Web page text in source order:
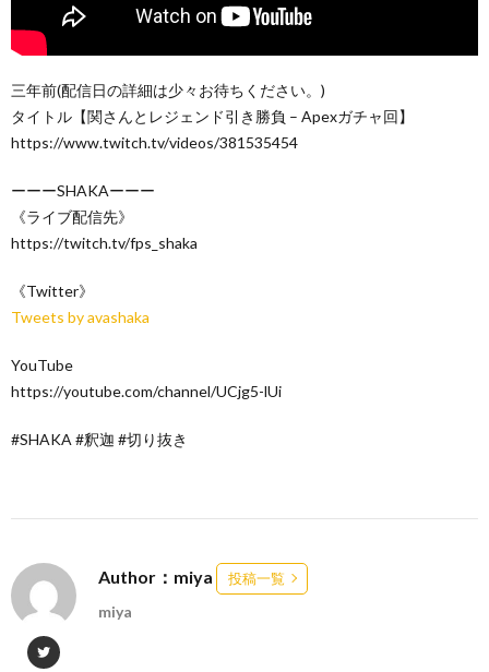
三年前(配信日の詳細は少々お待ちください。)
タイトル【関さんとレジェンド引き勝負 – Apexガチャ回】
https://www.twitch.tv/videos/381535454
ーーーSHAKAーーー
《ライブ配信先》
https://twitch.tv/fps_shaka
《Twitter》
Tweets by avashaka
YouTube
https://youtube.com/channel/UCjg5-lUi
#SHAKA #釈迦 #切り抜き
Author：miya 投稿一覧
miya